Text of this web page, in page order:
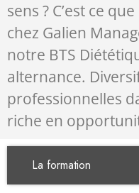
sens ? C’est ce
chez Galien
notre BTS
alternance.
professionnelles
riche en
La formation